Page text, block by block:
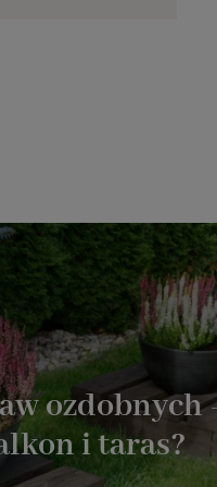
ozdobnych
i taras?